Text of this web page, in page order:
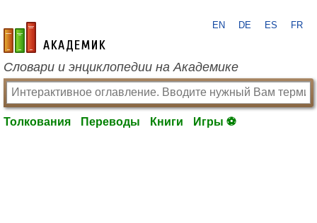
academic.ru
EN DE ES FR
Словари и энциклопедии на Академике
Толкования Переводы Книги Игры ⚽